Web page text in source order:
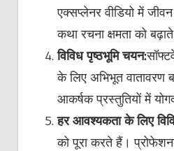
एक्सप्लेनर वीडियो में
कथा रचना क्षमता को
विविध पृष्ठभूमि चयन:
के लिए अभिभूत वातावरण
आकर्षक प्रस्तुतियों में
हर आवश्यकता के लिए
को पूरा करते हैं।